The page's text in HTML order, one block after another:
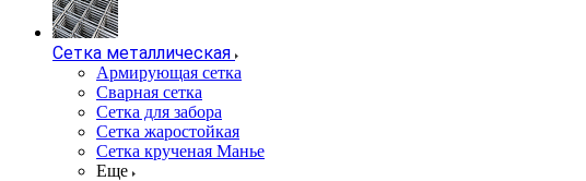
Сетка металлическая
Армирующая сетка
Сварная сетка
Сетка для забора
Сетка жаростойкая
Сетка крученая Манье
Еще